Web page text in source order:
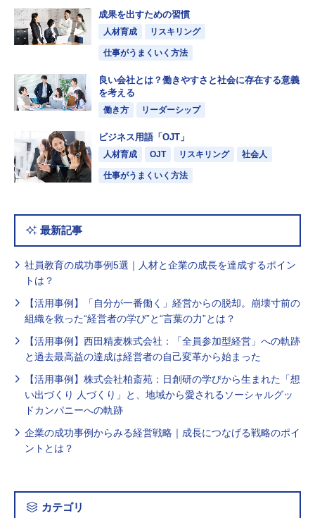
成果を出すための習慣
人材育成 リスキリング
仕事がうまくいく方法
良い会社とは？働きやすさと社会に存在する意義
を考える
働き方 リーダーシップ
ビジネス用語「OJT」
人材育成 OJT リスキリング 社会人
仕事がうまくいく方法
最新記事
社員教育の成功事例5選｜人材と企業の成長を達成するポイン
トは？
【活用事例】「自分が一番働く」経営からの脱却。崩壊寸前の
組織を救った“経営者の学び”と“言葉の力”とは？
【活用事例】西田精麦株式会社：「全員参加型経営」への軌跡
と過去最高益の達成は経営者の自己変革から始まった
【活用事例】株式会社柏斎苑：日創研の学びから生まれた「想
い出づくり 人づくり」と、地域から愛されるソーシャルグッ
ドカンパニーへの軌跡
企業の成功事例からみる経営戦略｜成長につなげる戦略のポイ
ントとは？
カテゴリ